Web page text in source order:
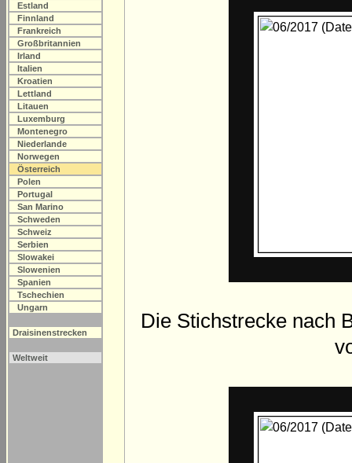
Estland
Finnland
Frankreich
Großbritannien
Irland
Italien
Kroatien
Lettland
Litauen
Luxemburg
Montenegro
Niederlande
Norwegen
Österreich
Polen
Portugal
San Marino
Schweden
Schweiz
Serbien
Slowakei
Slowenien
Spanien
Tschechien
Ungarn
Draisinenstrecken
Weltweit
Die Stichstrecke nach